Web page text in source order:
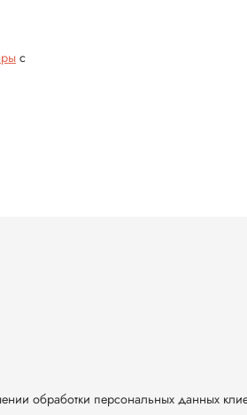
с
обработки персональных данных